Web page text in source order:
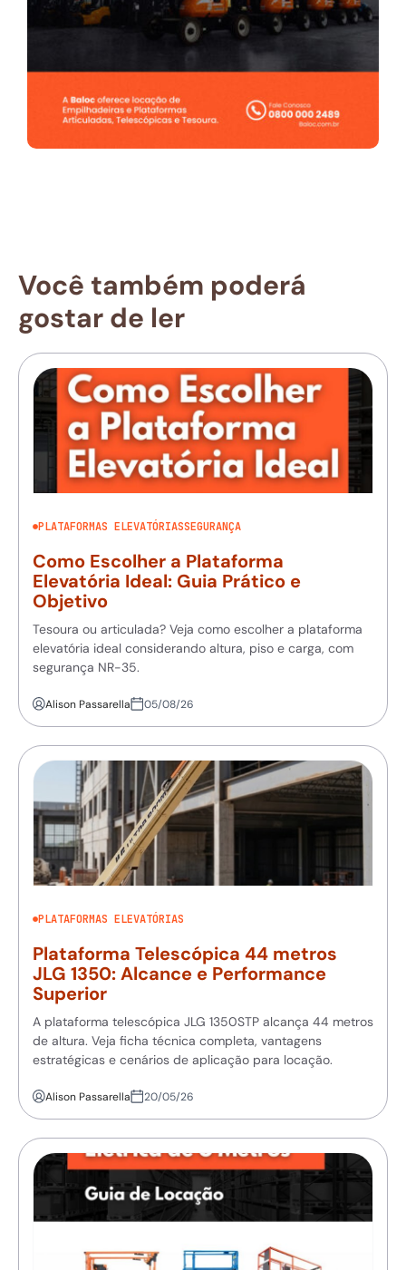
Você também poderá
gostar de ler
PLATAFORMAS ELEVATÓRIASSEGURANÇA
Como Escolher a Plataforma
Elevatória Ideal: Guia Prático e
Objetivo
Tesoura ou articulada? Veja como escolher a plataforma
elevatória ideal considerando altura, piso e carga, com
segurança NR-35.
Alison Passarella 05/08/26
PLATAFORMAS ELEVATÓRIAS
Plataforma Telescópica 44 metros
JLG 1350: Alcance e Performance
Superior
A plataforma telescópica JLG 1350STP alcança 44 metros
de altura. Veja ficha técnica completa, vantagens
estratégicas e cenários de aplicação para locação.
Alison Passarella 20/05/26